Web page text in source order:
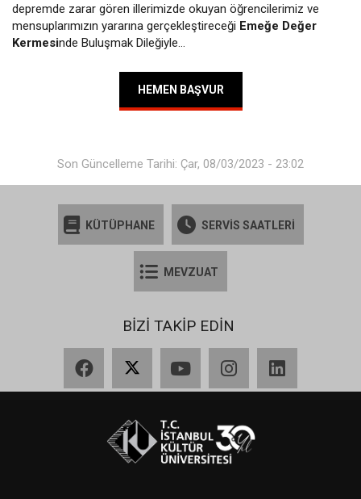
depremde zarar gören illerimizde okuyan öğrencilerimiz ve
mensuplarımızın yararına gerçekleştireceği Emeğe Değer
Kermesinde Buluşmak Dileğiyle…
HEMEN BAŞVUR
Son Güncelleme Tarihi: Çar, 08/03/2023 - 23:02
KÜTÜPHANE SERVİS SAATLERİ
MEVZUAT
BİZİ TAKİP EDİN